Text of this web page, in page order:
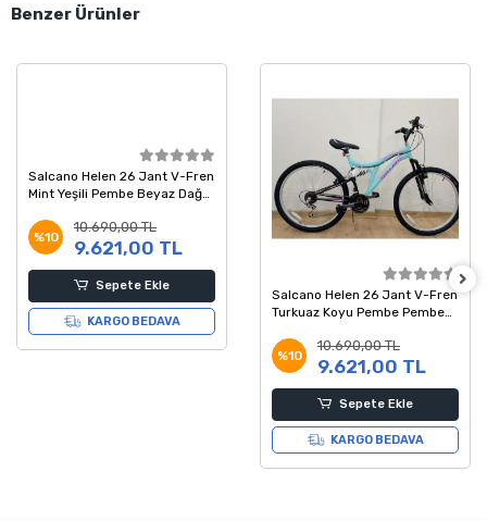
Benzer Ürünler
Salcano Helen 26 Jant V-Fren
Mint Yeşili Pembe Beyaz Dağ
%10
10.690,00 TL
9.621,00 TL
Sepete Ekle
KARGO BEDAVA
Salcano Helen 26 Jant V-Fren
Turkuaz Koyu Pembe Pembe
%10
10.690,00 TL
9.621,00 TL
Sepete Ekle
KARGO BEDAVA